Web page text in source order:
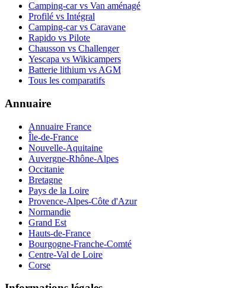
Camping-car vs Van aménagé
Profilé vs Intégral
Camping-car vs Caravane
Rapido vs Pilote
Chausson vs Challenger
Yescapa vs Wikicampers
Batterie lithium vs AGM
Tous les comparatifs
Annuaire
Annuaire France
Île-de-France
Nouvelle-Aquitaine
Auvergne-Rhône-Alpes
Occitanie
Bretagne
Pays de la Loire
Provence-Alpes-Côte d'Azur
Normandie
Grand Est
Hauts-de-France
Bourgogne-Franche-Comté
Centre-Val de Loire
Corse